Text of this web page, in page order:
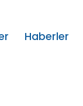
Haberler